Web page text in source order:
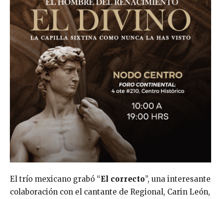
El trío mexicano grabó “El correcto”, una interesante
colaboración con el cantante de Regional, Carin León,